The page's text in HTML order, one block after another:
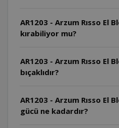
AR1203 - Arzum Rısso El
kırabiliyor mu?
AR1203 - Arzum Rısso El
bıçaklıdır?
AR1203 - Arzum Rısso El
gücü ne kadardır?